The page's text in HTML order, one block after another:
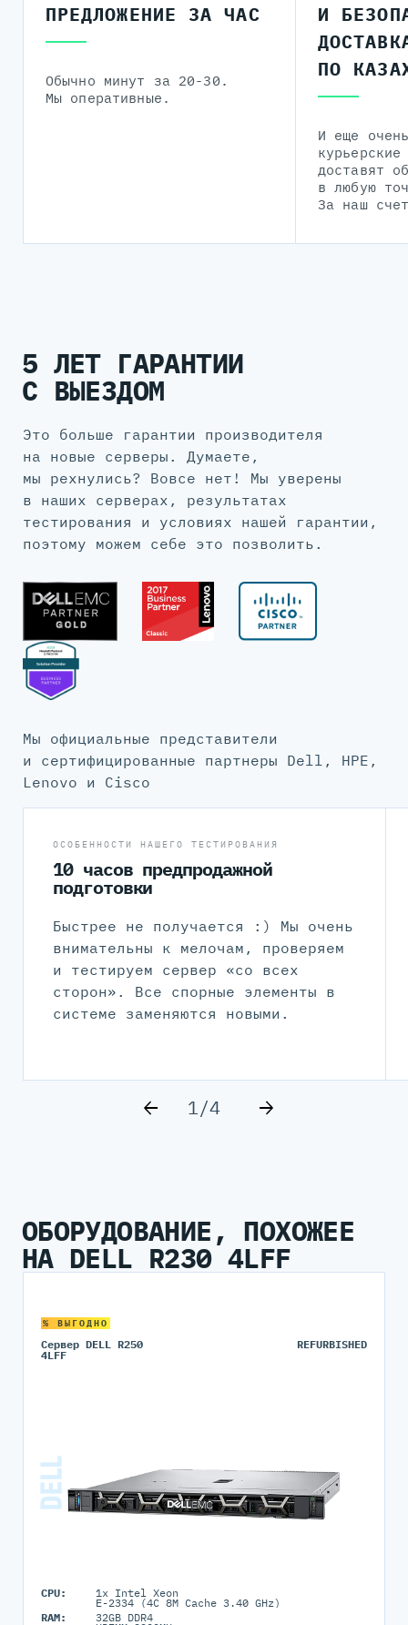
ПРЕДЛОЖЕНИЕ ЗА ЧАС
Обычно минут за 20-30.
Мы оперативные.
И
ПО
И еще
доставят
в любую
За наш
5 ЛЕТ ГАРАНТИИ
С ВЫЕЗДОМ
Это больше гарантии производителя
на новые серверы. Думаете,
мы рехнулись? Вовсе нет! Мы уверены
в наших серверах, результатах
тестирования и условиях нашей гарантии,
поэтому можем себе это позволить.
Мы официальные представители
и сертифицированные партнеры Dell, HPE,
Lenovo и Cisco
ОСОБЕННОСТИ НАШЕГО ТЕСТИРОВАНИЯ
10 часов предпродажной
подготовки
Быстрее не получается :) Мы очень
внимательны к мелочам, проверяем
и тестируем сервер «со всех
сторон». Все спорные элементы в
системе заменяются новыми.
1/4
ОБОРУДОВАНИЕ, ПОХОЖЕЕ
НА DELL R230 4LFF
% ВЫГОДНО
Сервер DELL R250
4LFF
REFURBISHED
CPU: 1x Intel Xeon
E-2334 (4C 8M Cache 3.40 GHz)
RAM:
32GB DDR4